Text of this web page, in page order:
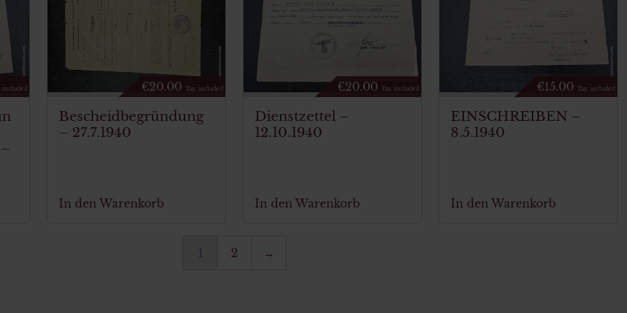
included €20.00 Tax. included
Bescheidbegründung
– 27.7.1940
In den Warenkorb
€20.00 Tax. included
Dienstzettel –
12.10.1940
In den Warenkorb
€15.00 Tax. included
EINSCHREIBEN –
8.5.1940
In den Warenkorb
1 2 →